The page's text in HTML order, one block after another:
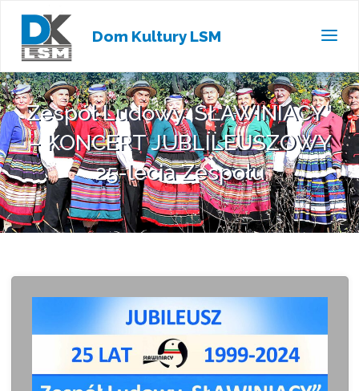
Dom Kultury LSM
Zespół Ludowy ,SŁAWINIACY”
– KONCERT JUBLILEUSZOWY
25-lecia Zespołu